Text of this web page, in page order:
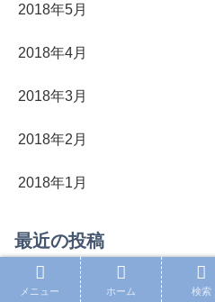
2018年5月
2018年4月
2018年3月
2018年2月
2018年1月
最近の投稿
「ウマ娘シンデレラグレイ」
メニュー ホーム 検索